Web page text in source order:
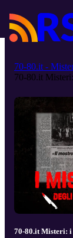
70-80.it -
70-80.it
70-80.it Misteri: i